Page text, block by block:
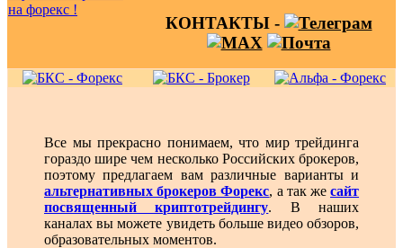
КОНТАКТЫ -
Все мы прекрасно понимаем, что мир трейдинга
гораздо шире чем несколько Российских брокеров,
поэтому предлагаем вам различные варианты и
альтернативных брокеров Форекс, а так жесайт
посвященный криптотрейдингу. В наших
каналах вы можете увидеть больше видео обзоров,
образовательных моментов.